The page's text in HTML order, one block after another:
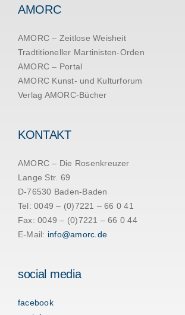
AMORC
AMORC – Zeitlose Weisheit
Tradtitioneller Martinisten-Orden
AMORC – Portal
AMORC Kunst- und Kulturforum
Verlag AMORC-Bücher
KONTAKT
AMORC – Die Rosenkreuzer
Lange Str. 69
D-76530 Baden-Baden
Tel: 0049 – (0)7221 – 66 0 41
Fax: 0049 – (0)7221 – 66 0 44
E-Mail: info@amorc.de
social media
facebook